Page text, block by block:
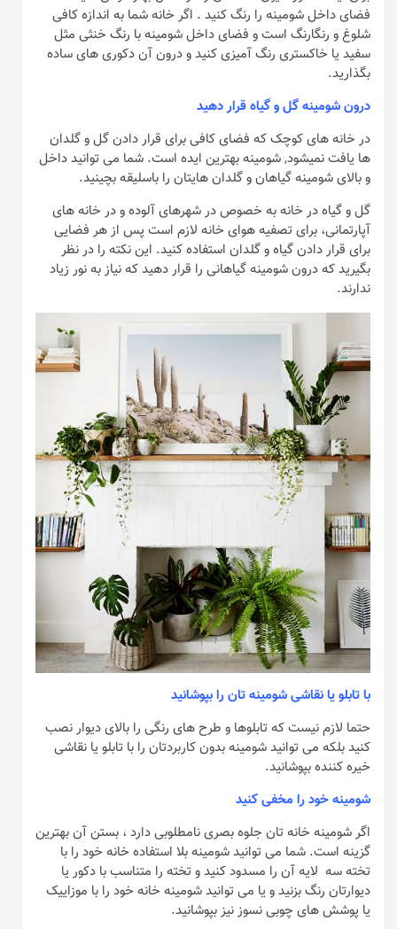
فضای داخل شومینه را رنگ کنید . اگر خانه شما به اندازه کافی
شلوغ و رنگارنگ است و فضای داخل شومینه با رنگ خنثی مثل
سفید یا خاکستری رنگ آمیزی کنید و درون آن دکوری های ساده
بگذارید.
درون شومینه گل و گیاه قرار دهید
در خانه های کوچک که فضای کافی برای قرار دادن گل و گلدان
ها یافت نمیشود, شومینه بهترین ایده است. شما می توانید داخل
و بالای شومینه گیاهان و گلدان هایتان را باسلیقه بچینید.
گل و گیاه در خانه به خصوص در شهرهای آلوده و در خانه های
آپارتمانی، برای تصفیه هوای خانه لازم است پس از هر فضایی
برای قرار دادن گیاه و گلدان استفاده کنید. این نکته را در نظر
بگیرید که درون شومینه گیاهانی را قرار دهید که نیاز به نور زیاد
ندارند.
با تابلو یا نقاشی شومینه تان را بپوشانید
حتما لازم نیست که تابلوها و طرح های رنگی را بالای دیوار نصب
کنید بلکه می توانید شومینه بدون کاربردتان را با تابلو یا نقاشی
خیره کننده بپوشانید.
شومینه خود را مخفی کنید
اگر شومینه خانه تان جلوه بصری نامطلوبی دارد ، بستن آن بهترین
گزینه است. شما می توانید شومینه بلا استفاده خانه خود را با
تخته سه ‎ لایه آن را مسدود کنید و تخته را متناسب با دکور یا
دیوارتان رنگ بزنید و یا می توانید شومینه خانه خود را با موزاییک
یا پوشش های چوبی نسوز نیز بپوشانید.